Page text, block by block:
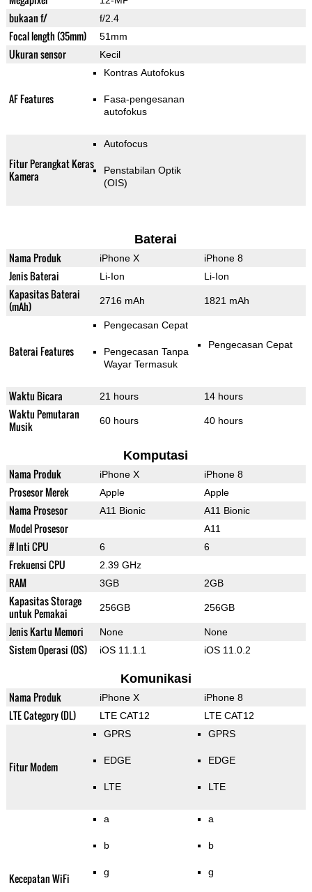
bukaan f/ f/2.4
Focal length (35mm) 51mm
Ukuran sensor Kecil
AF Features
Kontras Autofokus
Fasa-pengesanan
autofokus
Fitur Perangkat Keras
Kamera
Autofocus
Penstabilan Optik
(OIS)
Baterai
Nama Produk iPhone X iPhone 8
Jenis Baterai Li-Ion Li-Ion
Kapasitas Baterai
(mAh)
2716 mAh 1821 mAh
Baterai Features
Pengecasan Cepat
Pengecasan Tanpa
Wayar Termasuk
Pengecasan Cepat
Waktu Bicara 21 hours 14 hours
Waktu Pemutaran
Musik
60 hours 40 hours
Komputasi
Nama Produk iPhone X iPhone 8
Prosesor Merek Apple Apple
Nama Prosesor A11 Bionic A11 Bionic
Model Prosesor A11
# Inti CPU 6 6
Frekuensi CPU 2.39 GHz
RAM 3GB 2GB
Kapasitas Storage
untuk Pemakai
256GB 256GB
Jenis Kartu Memori None None
Sistem Operasi (OS) iOS 11.1.1 iOS 11.0.2
Komunikasi
Nama Produk iPhone X iPhone 8
LTE Category (DL) LTE CAT12 LTE CAT12
Fitur Modem
GPRS
EDGE
LTE
GPRS
EDGE
LTE
Kecepatan WiFi
a
b
g
a
b
g